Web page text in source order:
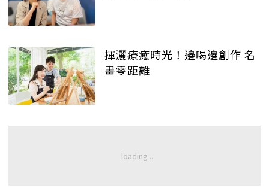
揮灑療癒時光！邊喝邊創作 名
畫零距離